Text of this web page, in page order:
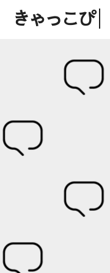
きゃっこぴ